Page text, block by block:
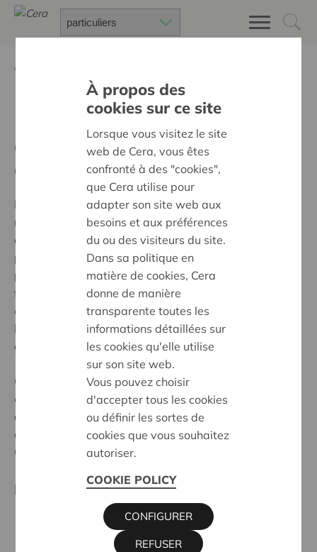
Les partenaires privilégiés
de la contribution sociétale
de Cera
L'innovation et le développement durable jouent un
rôle important dans le soutien de Cera. Et cela va au-
delà du soutien apportés aux projets individuels. C'est
pourquoi Cera collabore structurellement avec
plusieurs partenaires privilégiés à long terme. Ce
faisant, Cera fait un meilleur usage des moyens mis à
disposition, les partenaires et projets profitent de
l’expertise de tous et, ensemble, nous atteignons un
groupe cible plus large.
Cera collabore de manière privilégiée avec plusieurs
organisations. Celles-ci s'engagent à mettre en œuvre
dans un cadre défini plusieurs projets et initiatives
contribuant à la réalisation des objectifs sociétaux de
Cera.
Les partenaires privilégiés de Cera sont :
À propos des
cookies sur ce site
Lorsque vous visitez le site
web de Cera, vous êtes
confronté à des "cookies",
que Cera utilise pour
adapter son site web aux
besoins et aux préférences
du ou des visiteurs du site.
Dans sa politique en
matière de cookies, Cera
donne de manière
transparente toutes les
informations détaillées sur
les cookies qu'elle utilise
sur son site web.
Vous pouvez choisir
d'accepter tous les cookies
ou définir les sortes de
cookies que vous souhaitez
autoriser.
COOKIE POLICY
REFUSER
CONFIGURER